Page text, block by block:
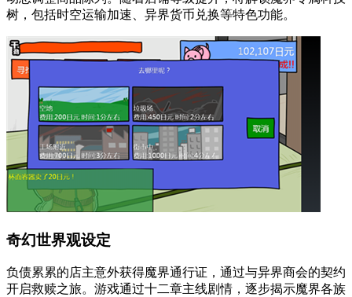
树，包括时空运输加速、异界货币兑换等特色功能。
奇幻世界观设定
负债累累的店主意外获得魔界通行证，通过与异界商会的契约
开启救赎之旅。游戏通过十二章主线剧情，逐步揭示魔界各族